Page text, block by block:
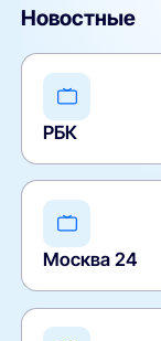
Новостные
РБК
Москва 24